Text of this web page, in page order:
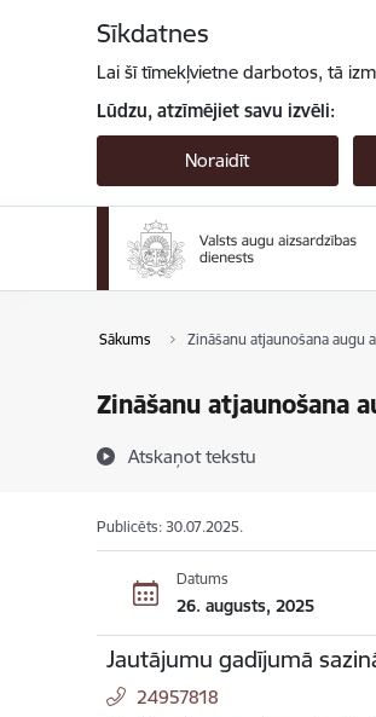
Sīkdatnes
Lai šī tīmekļvietne darbotos, tā
Lūdzu, atzīmējiet savu izvēli:
Noraidīt
Sākums Zināšanu atjaunošana
Zināšanu atjaunošana
Atskaņot tekstu
Publicēts: 30.07.2025.
Datums
26. augusts, 2025
Jautājumu gadījumā
24957818